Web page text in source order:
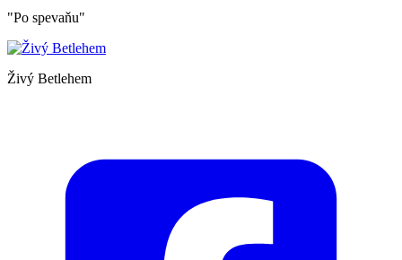
"Po spevaňu"
Živý Betlehem